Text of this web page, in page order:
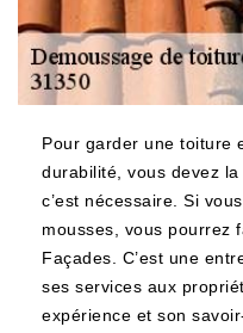
Pour garder une toiture
durabilité, vous devez
c’est nécessaire. Si
mousses, vous pourrez
Façades. C’est une
ses services aux
expérience et son